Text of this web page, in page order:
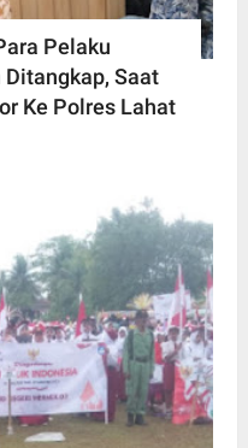
Pelaku
Saat
Ke Polres Lahat